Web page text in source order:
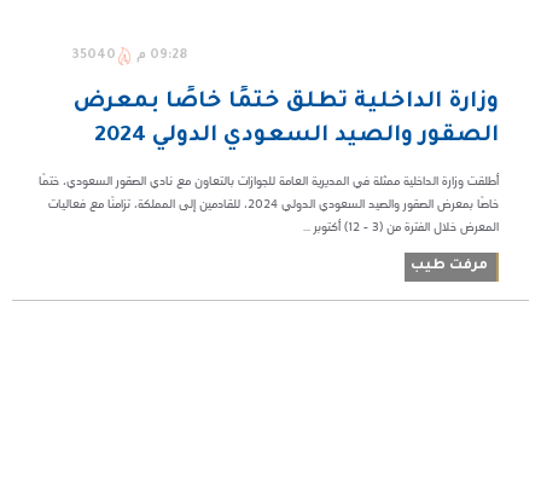
09:28 م 35040
وزارة الداخلية تطلق ختمًا خاصًا بمعرض
الصقور والصيد السعودي الدولي 2024
أطلقت وزارة الداخلية ممثلة في المديرية العامة للجوازات بالتعاون مع نادي الصقور السعودي، ختمًا
خاصًا بمعرض الصقور والصيد السعودي الدولي 2024، للقادمين إلى المملكة، تزامنًا مع فعاليات
المعرض خلال الفترة من (3 - 12) أكتوبر ...
مرفت طيب